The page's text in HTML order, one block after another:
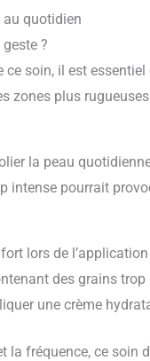
quotidien
?
ce soin, il est
zones plus
la peau
intense pourrait
lors de
des grains
une crème
la fréquence, ce soin